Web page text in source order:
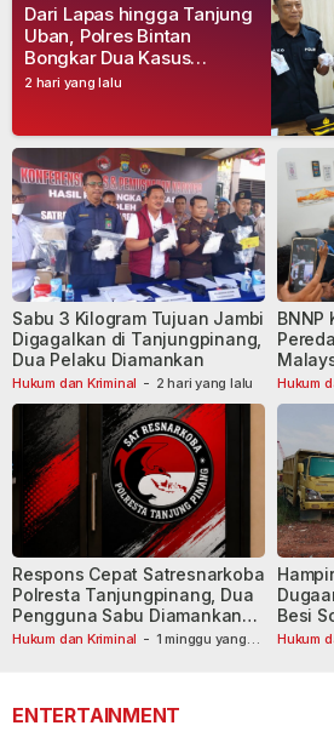
2 hari yang lalu
Dari Lapas hingga Tanjung
Uban, Polres Bintan
Bongkar Dua Kasus
Narkoba, Empat Tersangka
Hukum dan Kriminal - 2 hari yang lalu
Sabu 3 Kilogram Tujuan Jambi
Digagalkan di Tanjungpinang,
Dua Pelaku Diamankan
Hukum
BNNP
Masih
Hukum dan Kriminal - 1 minggu yang
Respons Cepat Satresnarkoba
Polresta Tanjungpinang, Dua
Pengguna Sabu Diamankan
Usai Dilaporkan ke Call Center
Hukum
Besi
ENTERTAINMENT